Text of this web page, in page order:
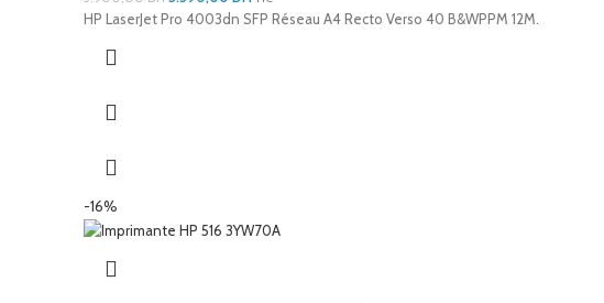
HP LaserJet Pro 4003dn SFP Réseau A4 Recto Verso 40 B&WPPM 12M.
-16%